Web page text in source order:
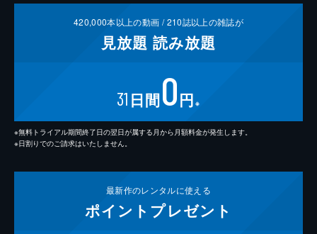
420,000本以上の動画 /210誌以上の雑誌が
見放題 読み放題
31 日間0円 ※
※無料トライアル期間終了日の翌日が属する月から月額料金が発生します。
※日割りでのご請求はいたしません。
最新作のレンタルに使える
ポイント プレゼント